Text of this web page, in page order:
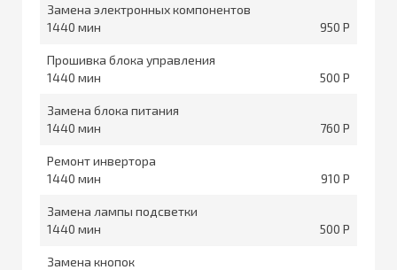
Замена электронных компонентов
1440
950
Прошивка блока управления
1440
500
Замена блока питания
1440
760
Ремонт инвертора
1440
910
Замена лампы подсветки
1440
500
Замена кнопок